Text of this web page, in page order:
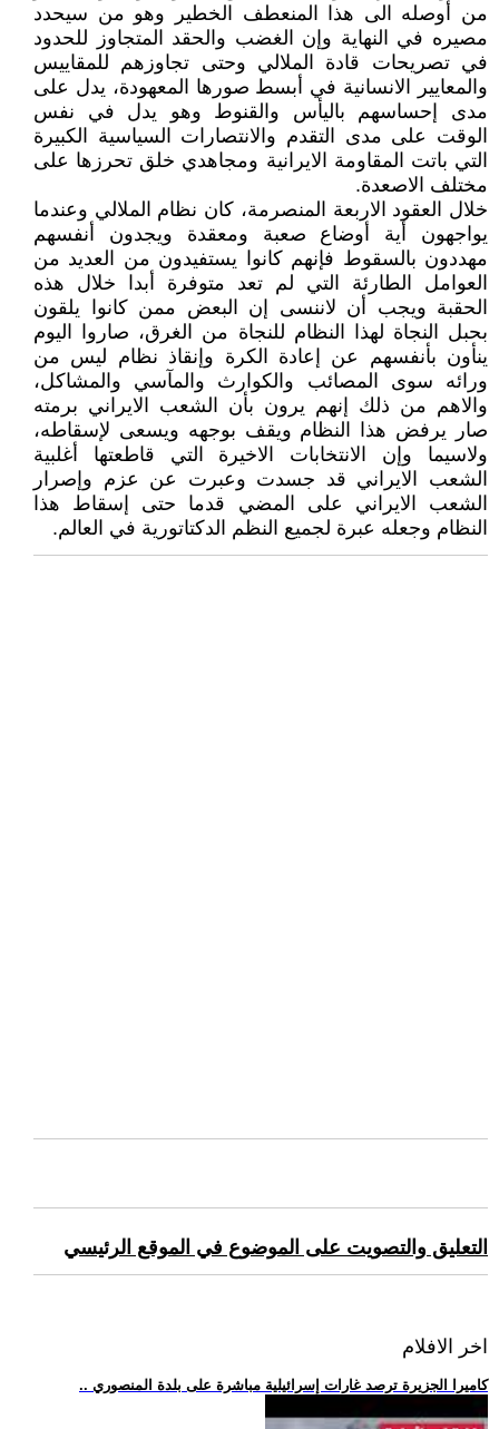
من أوصله الى هذا المنعطف الخطير وهو من سيحدد
مصيره في النهاية وإن الغضب والحقد المتجاوز للحدود
في تصريحات قادة الملالي وحتى تجاوزهم للمقاييس
والمعايير الانسانية في أبسط صورها المعهودة، يدل على
مدى إحساسهم باليأس والقنوط وهو يدل في نفس
الوقت على مدى التقدم والانتصارات السياسية الکبيرة
التي باتت المقاومة الايرانية ومجاهدي خلق تحرزها على
مختلف الاصعدة.
خلال العقود الاربعة المنصرمة، کان نظام الملالي وعندما
يواجهون أية أوضاع صعبة ومعقدة ويجدون أنفسهم
مهددون بالسقوط فإنهم کانوا يستفيدون من العديد من
العوامل الطارئة التي لم تعد متوفرة أبدا خلال هذه
الحقبة ويجب أن لاننسى إن البعض ممن کانوا يلقون
بحبل النجاة لهذا النظام للنجاة من الغرق، صاروا اليوم
ينأون بأنفسهم عن إعادة الکرة وإنقاذ نظام ليس من
ورائه سوى المصائب والکوارث والمآسي والمشاکل،
والاهم من ذلك إنهم يرون بأن الشعب الايراني برمته
صار يرفض هذا النظام ويقف بوجهه ويسعى لإسقاطه،
ولاسيما وإن الانتخابات الاخيرة التي قاطعتها أغلبية
الشعب الايراني قد جسدت وعبرت عن عزم وإصرار
الشعب الايراني على المضي قدما حتى إسقاط هذا
النظام وجعله عبرة لجميع النظم الدکتاتورية في العالم.
التعليق والتصويت على الموضوع في الموقع الرئيسي
اخر الافلام
.. كاميرا الجزيرة ترصد غارات إسرائيلية مباشرة على بلدة المنصوري